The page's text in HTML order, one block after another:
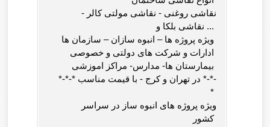
نقاشی روغنی - نقاشی مولتی کالر -
نقاشی بلکا و ...
*-*-* در تهران و کرج - با قیمت مناسب *-*-
*
ویژه پروژه های انبوه ساز در سراسر
کشور